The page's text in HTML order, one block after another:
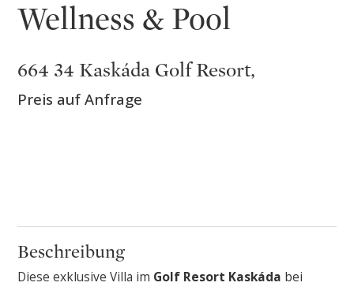
Wellness & Pool
664 34 Kaskáda Golf Resort,
Preis auf Anfrage
Beschreibung
Diese exklusive Villa im Golf Resort Kaskáda bei